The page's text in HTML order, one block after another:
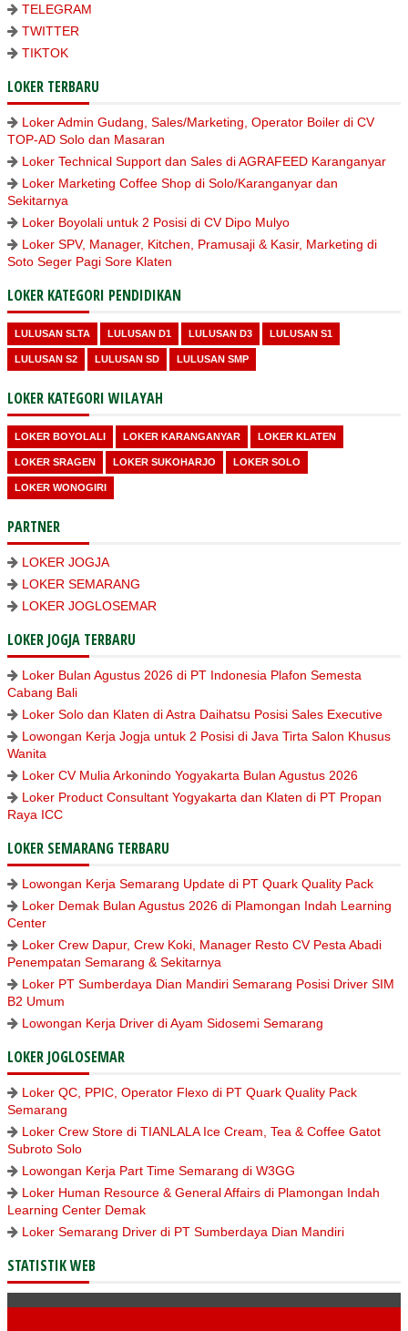
TELEGRAM
TWITTER
TIKTOK
LOKER TERBARU
Loker Admin Gudang, Sales/Marketing, Operator Boiler di CV
TOP-AD Solo dan Masaran
Loker Technical Support dan Sales di AGRAFEED Karanganyar
Loker Marketing Coffee Shop di Solo/Karanganyar dan
Sekitarnya
Loker Boyolali untuk 2 Posisi di CV Dipo Mulyo
Loker SPV, Manager, Kitchen, Pramusaji & Kasir, Marketing di
Soto Seger Pagi Sore Klaten
LOKER KATEGORI PENDIDIKAN
LULUSAN SLTA LULUSAN D1 LULUSAN D3 LULUSAN S1
LULUSAN S2 LULUSAN SD LULUSAN SMP
LOKER KATEGORI WILAYAH
LOKER BOYOLALI LOKER KARANGANYAR LOKER KLATEN
LOKER SRAGEN LOKER SUKOHARJO LOKER SOLO
LOKER WONOGIRI
PARTNER
LOKER JOGJA
LOKER SEMARANG
LOKER JOGLOSEMAR
LOKER JOGJA TERBARU
Loker Bulan Agustus 2026 di PT Indonesia Plafon Semesta
Cabang Bali
Loker Solo dan Klaten di Astra Daihatsu Posisi Sales Executive
Lowongan Kerja Jogja untuk 2 Posisi di Java Tirta Salon Khusus
Wanita
Loker CV Mulia Arkonindo Yogyakarta Bulan Agustus 2026
Loker Product Consultant Yogyakarta dan Klaten di PT Propan
Raya ICC
LOKER SEMARANG TERBARU
Lowongan Kerja Semarang Update di PT Quark Quality Pack
Loker Demak Bulan Agustus 2026 di Plamongan Indah Learning
Center
Loker Crew Dapur, Crew Koki, Manager Resto CV Pesta Abadi
Penempatan Semarang & Sekitarnya
Loker PT Sumberdaya Dian Mandiri Semarang Posisi Driver SIM
B2 Umum
Lowongan Kerja Driver di Ayam Sidosemi Semarang
LOKER JOGLOSEMAR
Loker QC, PPIC, Operator Flexo di PT Quark Quality Pack
Semarang
Loker Crew Store di TIANLALA Ice Cream, Tea & Coffee Gatot
Subroto Solo
Lowongan Kerja Part Time Semarang di W3GG
Loker Human Resource & General Affairs di Plamongan Indah
Learning Center Demak
Loker Semarang Driver di PT Sumberdaya Dian Mandiri
STATISTIK WEB